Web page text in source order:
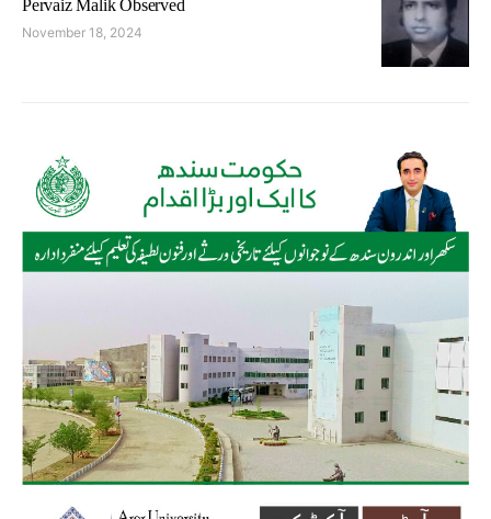
Pervaiz Malik Observed
November 18, 2024